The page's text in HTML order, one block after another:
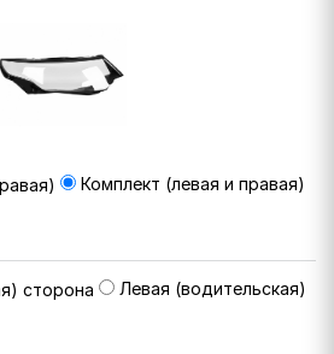
Комплект (левая и правая)
Левая (водительская)